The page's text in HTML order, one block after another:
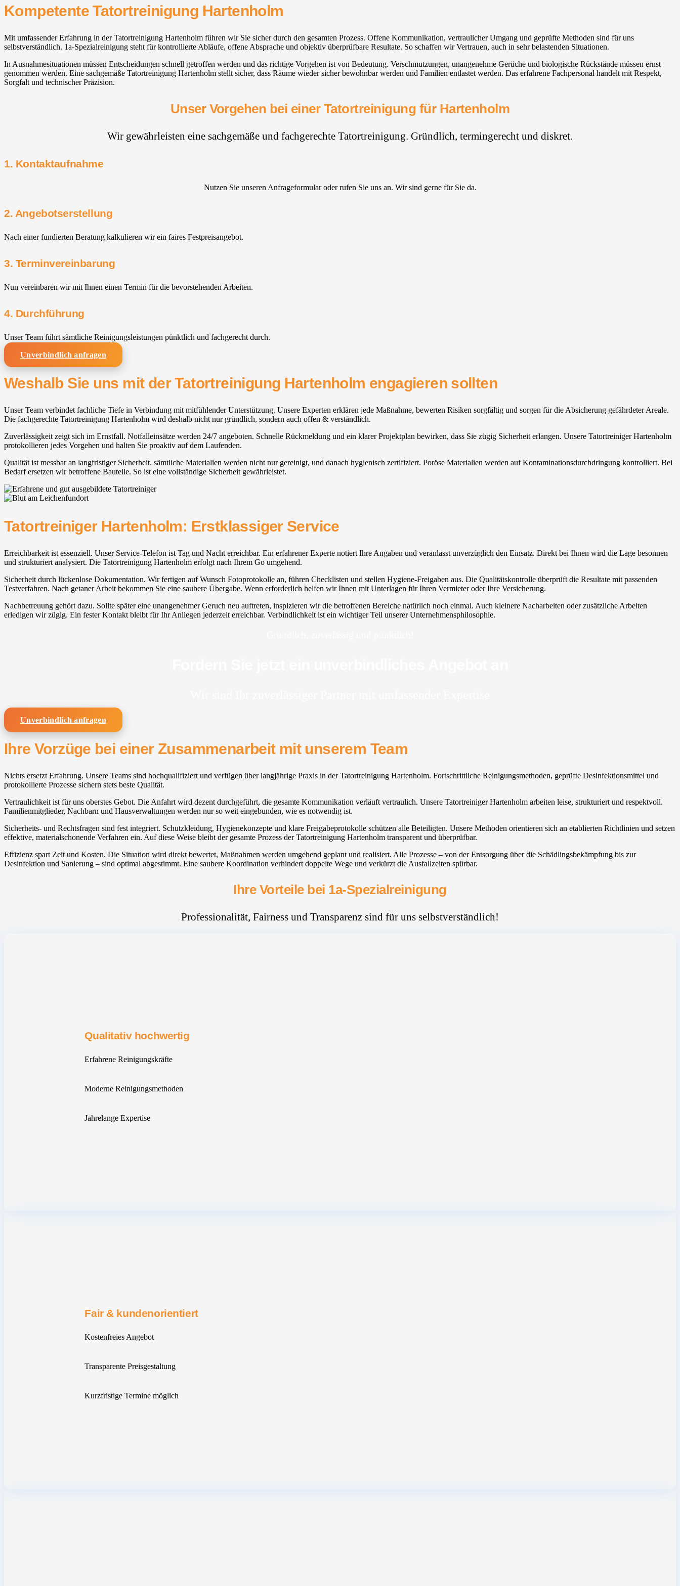
Kompetente Tatortreinigung Hartenholm
Mit umfassender Erfahrung in der Tatortreinigung Hartenholm führen wir Sie sicher durch den gesamten Prozess. Offene Kommunikation, vertraulicher Umgang und geprüfte Methoden sind für uns
selbstverständlich. 1a-Spezialreinigung steht für kontrollierte Abläufe, offene Absprache und objektiv überprüfbare Resultate. So schaffen wir Vertrauen, auch in sehr belastenden Situationen.
In Ausnahmesituationen müssen Entscheidungen schnell getroffen werden und das richtige Vorgehen ist von Bedeutung. Verschmutzungen, unangenehme Gerüche und biologische Rückstände müssen ernst
genommen werden. Eine sachgemäße Tatortreinigung Hartenholm stellt sicher, dass Räume wieder sicher bewohnbar werden und Familien entlastet werden. Das erfahrene Fachpersonal handelt mit Respekt,
Sorgfalt und technischer Präzision.
Unser Vorgehen bei einer Tatortreinigung für Hartenholm
Wir gewährleisten eine sachgemäße und fachgerechte Tatortreinigung. Gründlich, termingerecht und diskret.
1. Kontaktaufnahme
Nutzen Sie unseren Anfrageformular oder rufen Sie uns an. Wir sind gerne für Sie da.
2. Angebotserstellung
Nach einer fundierten Beratung kalkulieren wir ein faires Festpreisangebot.
3. Terminvereinbarung
Nun vereinbaren wir mit Ihnen einen Termin für die bevorstehenden Arbeiten.
4. Durchführung
Unser Team führt sämtliche Reinigungsleistungen pünktlich und fachgerecht durch.
Unverbindlich anfragen
Weshalb Sie uns mit der Tatortreinigung Hartenholm engagieren sollten
Unser Team verbindet fachliche Tiefe in Verbindung mit mitfühlender Unterstützung. Unsere Experten erklären jede Maßnahme, bewerten Risiken sorgfältig und sorgen für die Absicherung gefährdeter Areale.
Die fachgerechte Tatortreinigung Hartenholm wird deshalb nicht nur gründlich, sondern auch offen & verständlich.
Zuverlässigkeit zeigt sich im Ernstfall. Notfalleinsätze werden 24/7 angeboten. Schnelle Rückmeldung und ein klarer Projektplan bewirken, dass Sie zügig Sicherheit erlangen. Unsere Tatortreiniger Hartenholm
protokollieren jedes Vorgehen und halten Sie proaktiv auf dem Laufenden.
Qualität ist messbar an langfristiger Sicherheit. sämtliche Materialien werden nicht nur gereinigt, und danach hygienisch zertifiziert. Poröse Materialien werden auf Kontaminationsdurchdringung kontrolliert. Bei
Bedarf ersetzen wir betroffene Bauteile. So ist eine vollständige Sicherheit gewährleistet.
Tatortreiniger Hartenholm: Erstklassiger Service
Erreichbarkeit ist essenziell. Unser Service-Telefon ist Tag und Nacht erreichbar. Ein erfahrener Experte notiert Ihre Angaben und veranlasst unverzüglich den Einsatz. Direkt bei Ihnen wird die Lage besonnen
und strukturiert analysiert. Die Tatortreinigung Hartenholm erfolgt nach Ihrem Go umgehend.
Sicherheit durch lückenlose Dokumentation. Wir fertigen auf Wunsch Fotoprotokolle an, führen Checklisten und stellen Hygiene-Freigaben aus. Die Qualitätskontrolle überprüft die Resultate mit passenden
Testverfahren. Nach getaner Arbeit bekommen Sie eine saubere Übergabe. Wenn erforderlich helfen wir Ihnen mit Unterlagen für Ihren Vermieter oder Ihre Versicherung.
Nachbetreuung gehört dazu. Sollte später eine unangenehmer Geruch neu auftreten, inspizieren wir die betroffenen Bereiche natürlich noch einmal. Auch kleinere Nacharbeiten oder zusätzliche Arbeiten
erledigen wir zügig. Ein fester Kontakt bleibt für Ihr Anliegen jederzeit erreichbar. Verbindlichkeit ist ein wichtiger Teil unserer Unternehmensphilosophie.
Unverbindlich anfragen
Ihre Vorzüge bei einer Zusammenarbeit mit unserem Team
Nichts ersetzt Erfahrung. Unsere Teams sind hochqualifiziert und verfügen über langjährige Praxis in der Tatortreinigung Hartenholm. Fortschrittliche Reinigungsmethoden, geprüfte Desinfektionsmittel und
protokollierte Prozesse sichern stets beste Qualität.
Vertraulichkeit ist für uns oberstes Gebot. Die Anfahrt wird dezent durchgeführt, die gesamte Kommunikation verläuft vertraulich. Unsere Tatortreiniger Hartenholm arbeiten leise, strukturiert und respektvoll.
Familienmitglieder, Nachbarn und Hausverwaltungen werden nur so weit eingebunden, wie es notwendig ist.
Sicherheits- und Rechtsfragen sind fest integriert. Schutzkleidung, Hygienekonzepte und klare Freigabeprotokolle schützen alle Beteiligten. Unsere Methoden orientieren sich an etablierten Richtlinien und setzen
effektive, materialschonende Verfahren ein. Auf diese Weise bleibt der gesamte Prozess der Tatortreinigung Hartenholm transparent und überprüfbar.
Effizienz spart Zeit und Kosten. Die Situation wird direkt bewertet, Maßnahmen werden umgehend geplant und realisiert. Alle Prozesse – von der Entsorgung über die Schädlingsbekämpfung bis zur
Desinfektion und Sanierung – sind optimal abgestimmt. Eine saubere Koordination verhindert doppelte Wege und verkürzt die Ausfallzeiten spürbar.
Ihre Vorteile bei 1a-Spezialreinigung
Professionalität, Fairness und Transparenz sind für uns selbstverständlich!
Qualitativ hochwertig
Erfahrene Reinigungskräfte
Moderne Reinigungsmethoden
Jahrelange Expertise
Fair & kundenorientiert
Kostenfreies Angebot
Transparente Preisgestaltung
Kurzfristige Termine möglich